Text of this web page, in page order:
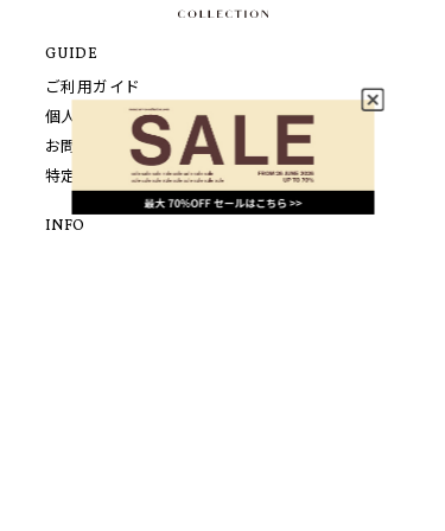
GUIDE
ご利用ガイド
個人情報保護方針について
お問い合わせ
特定商取引法に基づく表示
INFO